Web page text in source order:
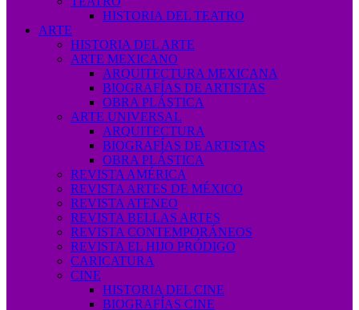
HISTORIA DEL TEATRO
ARTE
HISTORIA DEL ARTE
ARTE MEXICANO
ARQUITECTURA MEXICANA
BIOGRAFÍAS DE ARTISTAS
OBRA PLÁSTICA
ARTE UNIVERSAL
ARQUITECTURA
BIOGRAFÍAS DE ARTISTAS
OBRA PLÁSTICA
REVISTA AMÉRICA
REVISTA ARTES DE MÉXICO
REVISTA ATENEO
REVISTA BELLAS ARTES
REVISTA CONTEMPORÁNEOS
REVISTA EL HIJO PRÓDIGO
CARICATURA
CINE
HISTORIA DEL CINE
BIOGRAFÍAS CINE